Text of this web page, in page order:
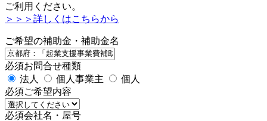
ご利用ください。
＞＞＞詳しくはこちらから
ご希望の補助金・補助金名
必須お問合せ種類
法人
個人事業主
個人
必須ご希望内容
必須会社名・屋号